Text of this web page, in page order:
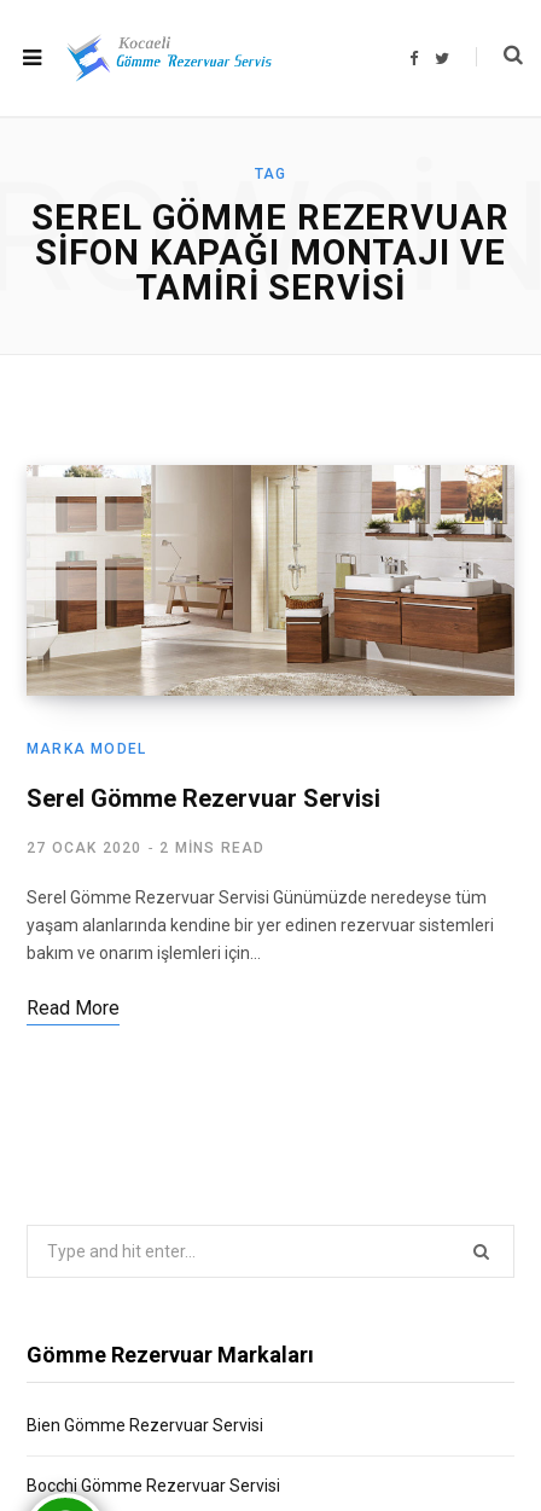
F
T
TAG
SEREL GÖMME REZERVUAR
SIFON KAPAĞI MONTAJI VE
TAMIRI SERVISI
MARKA MODEL
Serel Gömme Rezervuar Servisi
27 OCAK 2020 2 MINS READ
Serel Gömme Rezervuar Servisi Günümüzde neredeyse tüm
yaşam alanlarında kendine bir yer edinen rezervuar sistemleri
bakım ve onarım işlemleri için…
Read More
Gömme Rezervuar Markaları
Bien Gömme Rezervuar Servisi
Bocchi Gömme Rezervuar Servisi